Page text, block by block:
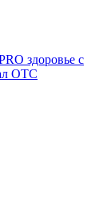
здоровье с
ОТС